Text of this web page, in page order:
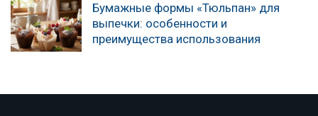
Бумажные формы «Тюльпан» для
выпечки: особенности и
преимущества использования